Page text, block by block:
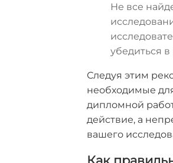
Не все
убедиться
Следуя этим
необходимые
дипломной
действие, а
вашего